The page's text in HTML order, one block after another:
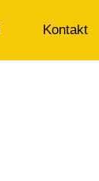
Kontakt